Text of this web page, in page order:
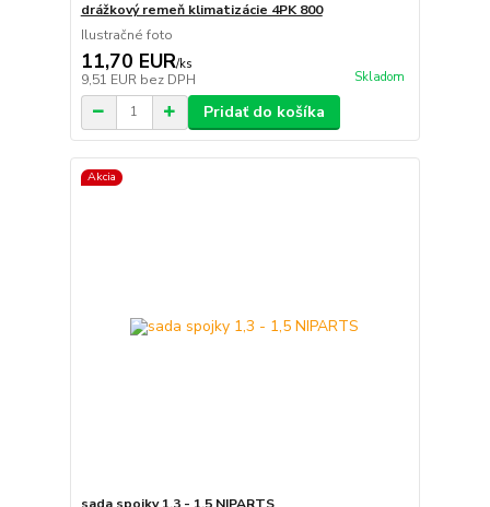
drážkový remeň klimatizácie 4PK 800
Ilustračné foto
11,70 EUR/ks
9,51 EUR bez DPH Skladom
Pridať do košíka
Akcia